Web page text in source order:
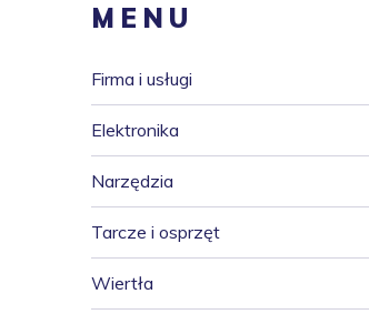
MENU
Firma i usługi
Elektronika
Narzędzia
Tarcze i osprzęt
Wiertła